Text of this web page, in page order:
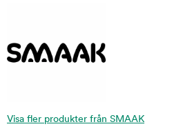
Visa fler produkter från SMAAK